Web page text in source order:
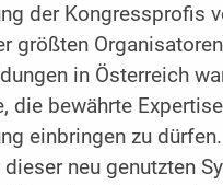
der Kongressprofis
größten
in Österreich
die bewährte
einbringen zu dürfen.
neu genutzten